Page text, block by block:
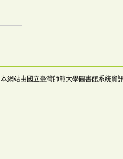
本網站由國立臺灣師範大學圖書館系統資